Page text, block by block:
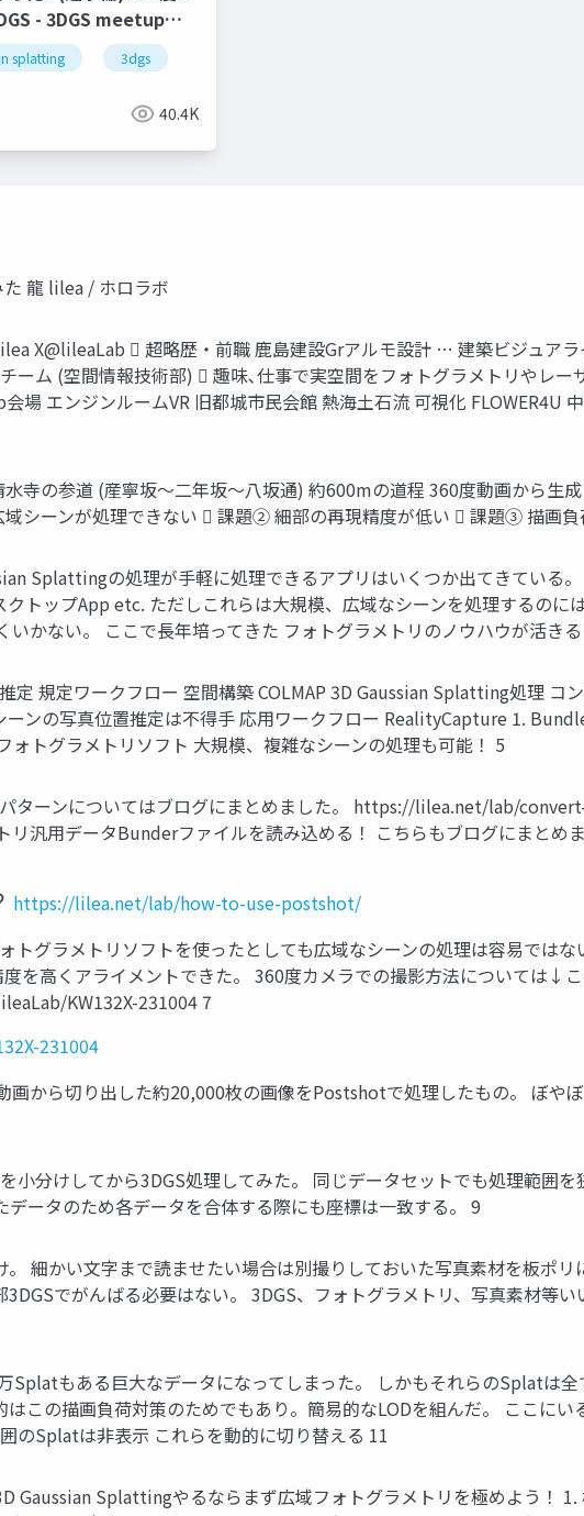
3dデジタルアーカイブ
- 3DGS meetup
splatting 3dgs
40.4K
龍 lilea / ホロラボ
X@lileaLab  超略歴・前職 鹿島建設Grアルモ設計 … 建築ビジュア
ーム (空間情報技術部)  趣味､仕事で実空間をフォトグラメトリやレー
場 エンジンルームVR 旧都城市民会館 熱海土石流 可視化 FLOWER4U
寺の参道 (産寧坂～二年坂～八坂通) 約600mの道程 360度動画から生
シーンが処理できない  課題② 細部の再現精度が低い  課題③ 描画負
Splattingの処理が手軽に処理できるアプリはいくつか出てきている
トップApp etc. ただしこれらは大規模、広域なシーンを処理するのに
かない。 ここで長年培ってきた フォトグラメトリのノウハウが活き
定 規定ワークフロー 空間構築 COLMAP 3D Gaussian Splatting処理 コ
ンの写真位置推定は不得手 応用ワークフロー RealityCapture 1.
トグラメトリソフト 大規模、複雑なシーンの処理も可能！ 5
ターンについてはブログにまとめました。 https://lilea.net/lab/
リ汎用データBunderファイルを読み込める！ こちらもブログにまと
https://lilea.net/lab/how-to-use-postshot/
グラメトリソフトを使ったとしても広域なシーンの処理は容易では
を高くアライメントできた。 360度カメラでの撮影方法については↓
KW132X-231004 7
231004
から切り出した約20,000枚の画像をPostshotで処理したもの。 ぼや
分けしてから3DGS処理してみた。 同じデータセットでも処理範囲を
ータのため各データを合体する際にも座標は一致する。 9
細かい文字まで読ませたい場合は別撮りしておいた写真素材を板ポリ
でがんばる必要はない。 3DGS、フォトグラメトリ、写真素材等い
もある巨大なデータになってしまった。 しかもそれらのSplatは
この描画負荷対策のためでもあり。簡易的なLODを組んだ。 ここに
のSplatは非表示 これらを動的に切り替える 11
Gaussian Splattingやるならまず広域フォトグラメトリを極めよう！ 1.